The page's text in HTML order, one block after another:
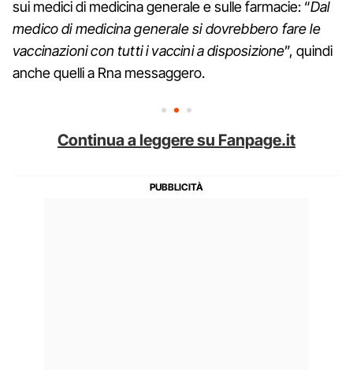
sui medici di medicina generale e sulle farmacie: “Dal
medico di medicina generale si dovrebbero fare le
vaccinazioni con tutti i vaccini a disposizione”, quindi
anche quelli a Rna messaggero.
Continua a leggere su Fanpage.it